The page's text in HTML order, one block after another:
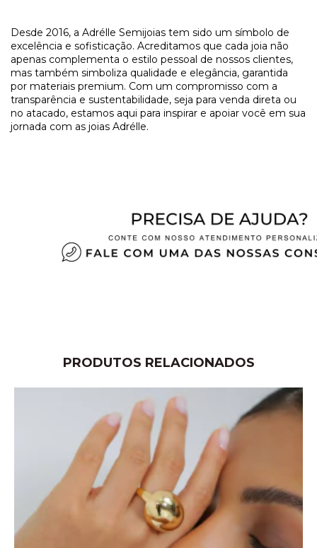
Desde 2016, a Adrélle Semijoias tem sido um símbolo de
excelência e sofisticação. Acreditamos que cada joia não
apenas complementa o estilo pessoal de nossos clientes,
mas também simboliza qualidade e elegância, garantida
por materiais premium. Com um compromisso com a
transparência e sustentabilidade, seja para venda direta ou
no atacado, estamos aqui para inspirar e apoiar você em sua
jornada com as joias Adrélle.
PRODUTOS RELACIONADOS